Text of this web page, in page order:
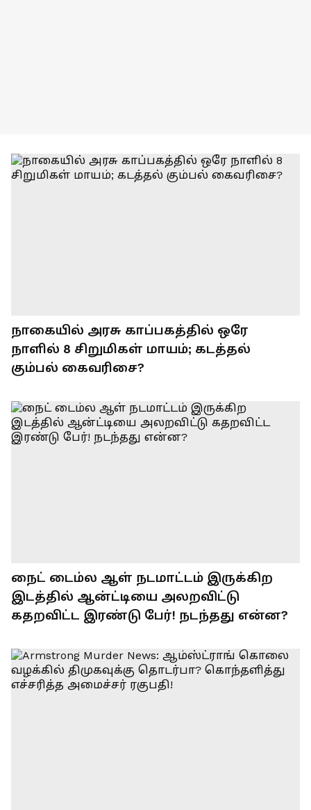
நாகையில் அரசு காப்பகத்தில் ஒரே
நாளில் 8 சிறுமிகள் மாயம்; கடத்தல்
கும்பல் கைவரிசை?
நைட் டைம்ல ஆள் நடமாட்டம் இருக்கிற
இடத்தில் ஆன்ட்டியை அலறவிட்டு
கதறவிட்ட இரண்டு பேர்! நடந்தது என்ன?